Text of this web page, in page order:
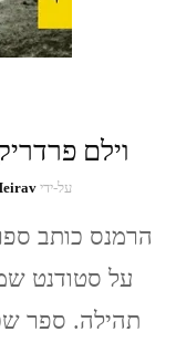
וילם
על-ידי
הרמנס כותב
על סטודנט
תהילה. ספר